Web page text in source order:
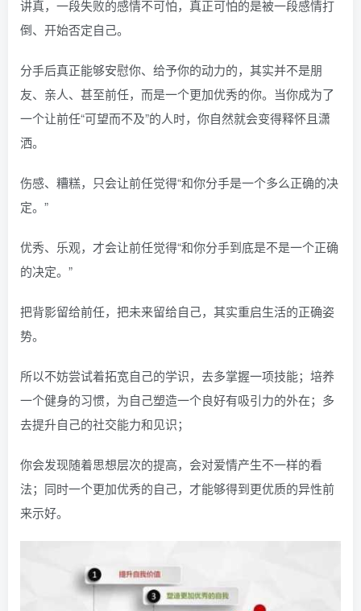
讲真，一段失败的感情不可怕，真正可怕的是被一段感情打
倒、开始否定自己。
分手后真正能够安慰你、给予你的动力的，其实并不是朋
友、亲人、甚至前任，而是一个更加优秀的你。当你成为了
一个让前任“可望而不及”的人时，你自然就会变得释怀且潇
洒。
伤感、糟糕，只会让前任觉得“和你分手是一个多么正确的决
定。”
优秀、乐观，才会让前任觉得“和你分手到底是不是一个正确
的决定。”
把背影留给前任，把未来留给自己，其实重启生活的正确姿
势。
所以不妨尝试着拓宽自己的学识，去多掌握一项技能；培养
一个健身的习惯，为自己塑造一个良好有吸引力的外在；多
去提升自己的社交能力和见识；
你会发现随着思想层次的提高，会对爱情产生不一样的看
法；同时一个更加优秀的自己，才能够得到更优质的异性前
来示好。